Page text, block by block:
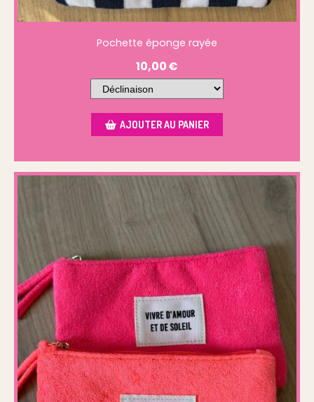
Pochette éponge rayée
10,00€
AJOUTER AU PANIER